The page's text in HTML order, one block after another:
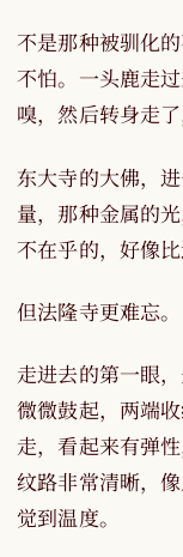
不是那种被驯化
不怕。一头鹿走
嗅，然后转身走了
东大寺的大佛，
量，那种金属的
不在乎的，好像
但法隆寺更难忘。
走进去的第一眼
微微鼓起，两端
走，看起来有弹
纹路非常清晰，
觉到温度。